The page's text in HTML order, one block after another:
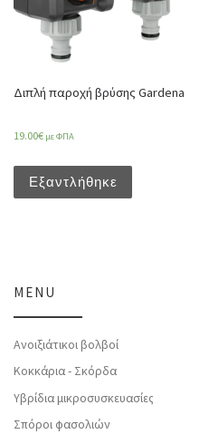
Διπλή παροχή βρύσης Gardena
19.00€ με ΦΠΑ
Εξαντλήθηκε
MENU
Ανοιξιάτικοι βολβοί
Κοκκάρια - Σκόρδα
Υβρίδια μικροσυσκευασίες
Σπόροι φασολιών